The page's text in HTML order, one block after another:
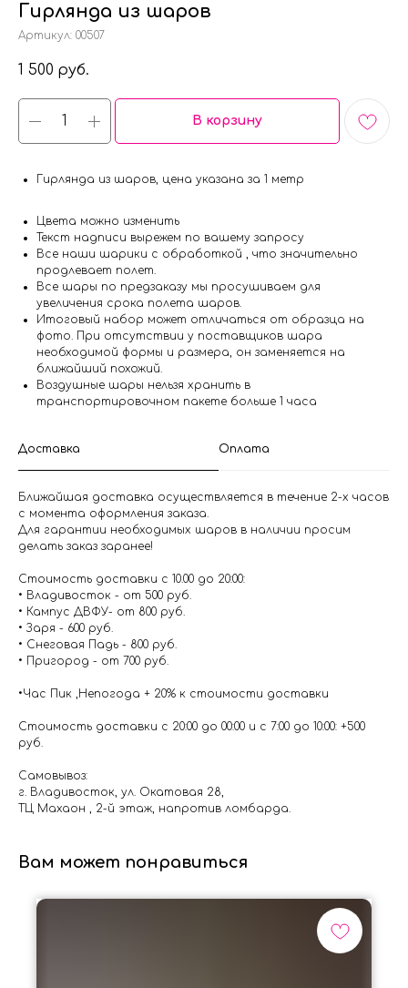
Гирлянда из шаров
Артикул: 00507
1 500 руб.
В корзину
Гирлянда из шаров, цена указана за 1 метр
Цвета можно изменить
Текст надписи вырежем по вашему запросу
Все наши шарики с обработкой , что значительно
продлевает полет.
Все шары по предзаказу мы просушиваем для
увеличения срока полета шаров.
Итоговый набор может отличаться от образца на
фото. При отсутствии у поставщиков шара
необходимой формы и размера, он заменяется на
ближайший похожий.
Воздушные шары нельзя хранить в
транспортировочном пакете больше 1 часа
Доставка Оплата
Ближайшая доставка осуществляется в течение 2-х часов
с момента оформления заказа.
Для гарантии необходимых шаров в наличии просим
делать заказ заранее!
Стоимость доставки с 10.00 до 20:00:
• Владивосток - от 500 руб.
• Кампус ДВФУ- от 800 руб.
• Заря - 600 руб.
• Снеговая Падь - 800 руб.
• Пригород - от 700 руб.
•Час Пик ,Непогода + 20% к стоимости доставки
Стоимость доставки с 20:00 до 00:00 и с 7:00 до 10:00: +500
руб.
Самовывоз:
г. Владивосток, ул. Окатовая 28,
ТЦ Махаон , 2-й этаж, напротив ломбарда.
Вам может понравиться